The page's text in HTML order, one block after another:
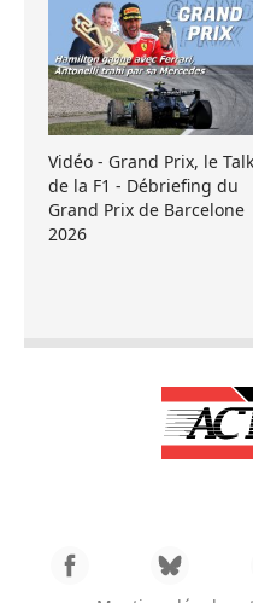
Vidéo - Grand Prix, le Talk
de la F1 - Débriefing du
Grand Prix de Barcelone
2026